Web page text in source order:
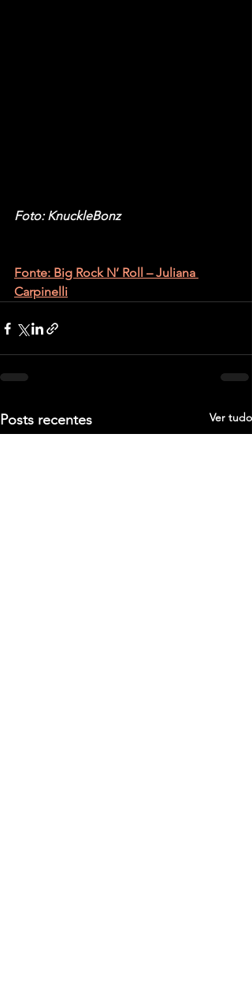
Foto: KnuckleBonz
Fonte: Big Rock N’ Roll – Juliana
Carpinelli
Posts recentes Ver tudo